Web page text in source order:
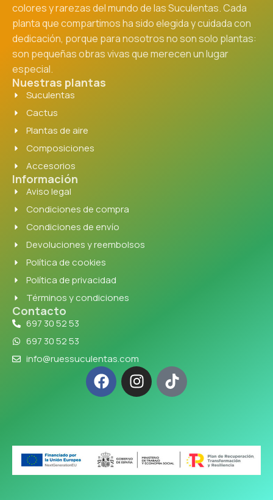
colores y rarezas del mundo de las Suculentas. Cada
planta que compartimos ha sido elegida y cuidada con
dedicación, porque para nosotros no son solo plantas:
son pequeñas obras vivas que merecen un lugar
especial.
Nuestras plantas
Suculentas
Cactus
Plantas de aire
Composiciones
Accesorios
Información
Aviso legal
Condiciones de compra
Condiciones de envío
Devoluciones y reembolsos
Política de cookies
Política de privacidad
Términos y condiciones
Contacto
697 30 52 53
697 30 52 53
info@ruessuculentas.com